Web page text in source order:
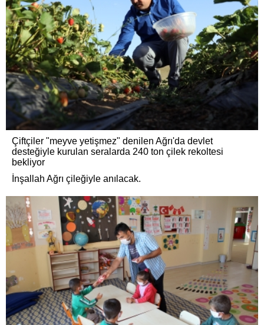
Çiftçiler "meyve yetişmez" denilen Ağrı'da devlet
desteğiyle kurulan seralarda 240 ton çilek rekoltesi
bekliyor
İnşallah Ağrı çileğiyle anılacak.